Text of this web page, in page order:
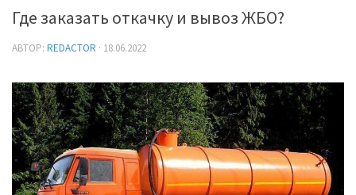
Где заказать откачку и вывоз ЖБО?
АВТОР: REDACTOR · 18.06.2022